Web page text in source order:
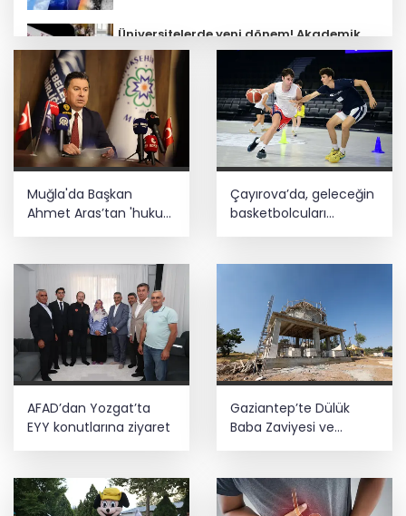
Üniversitelerde yeni dönem! Akademik
sahtekârlığa hapis, öğrencilere dönüş
yolu
Emniyet teşkilatına 6 bin 250 yeni kadro!
Detaylar belli oldu
Tercih döneminde kararsız kalan
gençlere bilimsel yol haritası... Halen
kararsızsanız bu testi çözün!
atama
Muğla'da Başkan
Ahmet Aras’tan 'hukuk
Çayırova’da, geleceğin
basketbolcuları
AFAD’dan Yozgat’ta
EYY konutlarına ziyaret
Gaziantep’te Dülük
Baba Zaviyesi ve
Türbesi asıl yerinde